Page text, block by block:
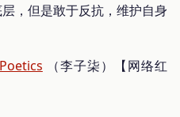
，但是敢于反抗，维护自身
（李子柒）【网络红